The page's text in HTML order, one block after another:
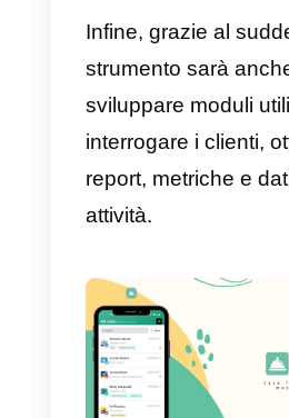
questo
di offrire un
tutte le singole
nella tua
la piattaforma
permettendoti
sott’occhio,
In questo